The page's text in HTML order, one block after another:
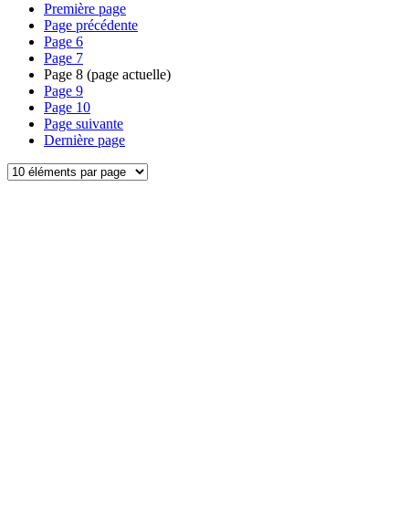
Première page
Page précédente
Page 6
Page 7
Page 8 (page actuelle)
Page 9
Page 10
Page suivante
Dernière page